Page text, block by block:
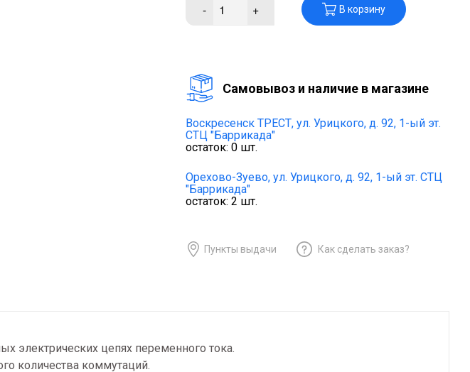
- + В корзину
Cамовывоз и наличие в магазине
Воскресенск ТРЕСТ, ул. Урицкого, д. 92, 1-ый эт.
СТЦ "Баррикада"
остаток: 0 шт.
Орехово-Зуево, ул. Урицкого, д. 92, 1-ый эт. СТЦ
"Баррикада"
остаток: 2 шт.
Пункты выдачи Как сделать заказ?
электрических цепях переменного тока.
количества коммутаций.